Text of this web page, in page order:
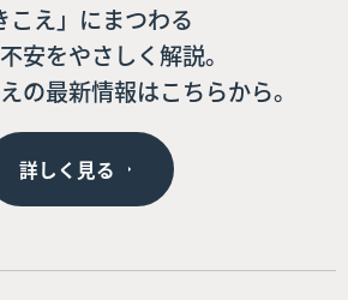
こえ」にまつわる
安をやさしく解説。
の最新情報はこちらから。
詳しく見る